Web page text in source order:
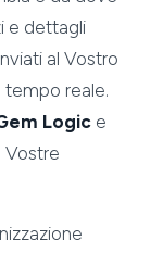
e dettagli
al Vostro
reale.
Logic e
Vostre